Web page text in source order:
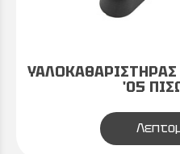
ΥΑΛΟΚΑΘΑΡΙΣΤΗΡΑΣ
'05